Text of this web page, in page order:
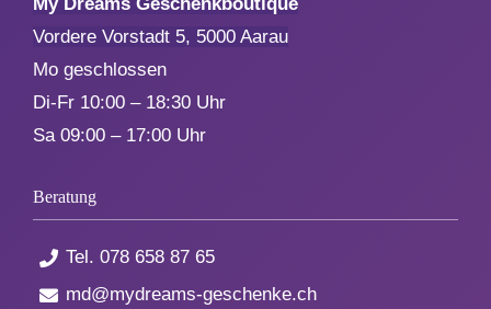
Vordere Vorstadt 5, 5000 Aarau
Mo geschlossen
Di-Fr 10:00 – 18:30 Uhr
Sa 09:00 – 17:00 Uhr
Beratung
Tel. 078 658 87 65
md@mydreams-geschenke.ch